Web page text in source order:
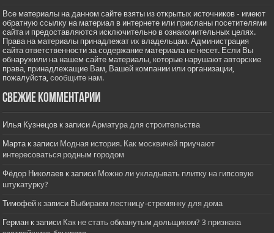
Все материалы на данном сайте взяты из открытых источников - имеют
обратную ссылку на материал в интернете или присланы посетителями
сайта и предоставляются исключительно в ознакомительных целях.
Права на материалы принадлежат их владельцам. Администрация
сайта ответственности за содержание материала не несет. Если Вы
обнаружили на нашем сайте материалы, которые нарушают авторские
права, принадлежащие Вам, Вашей компании или организации,
пожалуйста,сообщите нам.
Свежие комментарии
Илья Кузнецов к записиАрматура для строительства
Мартак записи Модная история. Как москвичей приучают
интересоваться родным городом
Фёдор Николаев к записи Можно ли укладывать плитку на гипсовую
штукатурку?
Тимофей к записи Выбираем лестницу-стремянку для дома
Герман к записи Как не стать обманутым дольщиком? 3 признака